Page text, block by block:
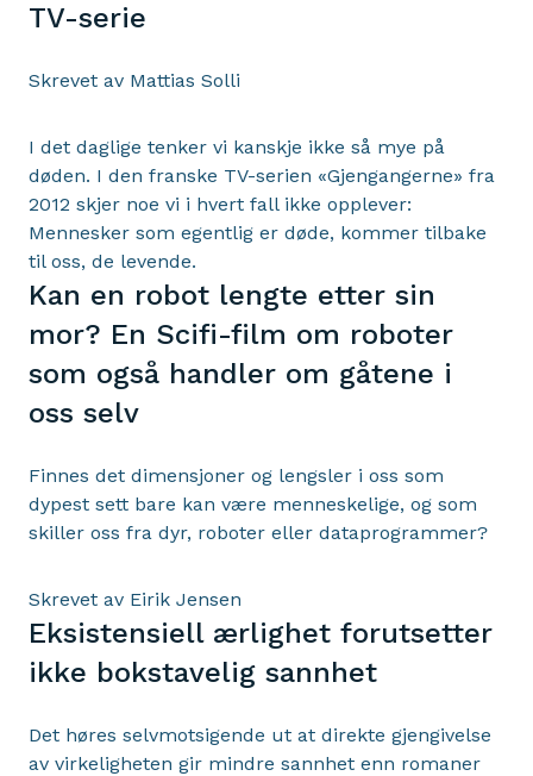
TV-serie
Skrevet av Mattias Solli
I det daglige tenker vi kanskje ikke så mye på
døden. I den franske TV-serien «Gjengangerne» fra
2012 skjer noe vi i hvert fall ikke opplever:
Mennesker som egentlig er døde, kommer tilbake
til oss, de levende.
Kan en robot lengte etter sin
mor? En Scifi-film om roboter
som også handler om gåtene i
oss selv
Finnes det dimensjoner og lengsler i oss som
dypest sett bare kan være menneskelige, og som
skiller oss fra dyr, roboter eller dataprogrammer?
Skrevet av Eirik Jensen
Eksistensiell ærlighet forutsetter
ikke bokstavelig sannhet
Det høres selvmotsigende ut at direkte gjengivelse
av virkeligheten gir mindre sannhet enn romaner